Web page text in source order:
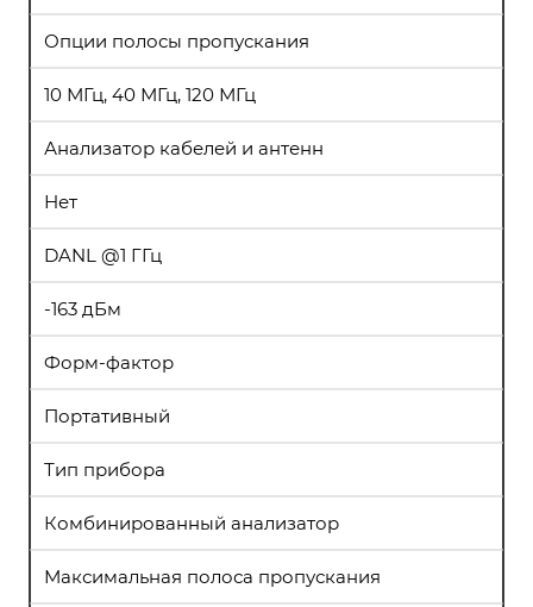
Опции полосы пропускания
10 МГц, 40 МГц, 120 МГц
Анализатор кабелей и антенн
Нет
DANL @1 ГГц
-163 дБм
Форм-фактор
Портативный
Тип прибора
Комбинированный анализатор
Максимальная полоса пропускания